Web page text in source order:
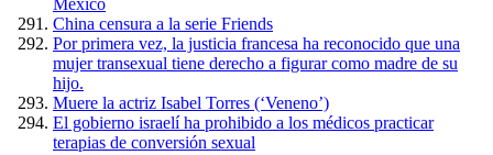
México
China censura a la serie Friends
Por primera vez, la justicia francesa ha reconocido que una
mujer transexual tiene derecho a figurar como madre de su
hijo.
Muere la actriz Isabel Torres (‘Veneno’)
El gobierno israelí ha prohibido a los médicos practicar
terapias de conversión sexual